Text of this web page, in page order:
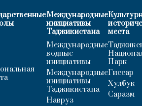
Международные
инициативы
Таджикистана
Международные
водные
инициативы
Международные
инициативы
Таджикистана
Навруз
места
Парк
Гиссар
Хулбук
Саразм